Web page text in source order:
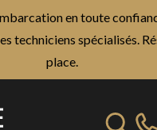
en toute
techniciens spécialisés.
place.